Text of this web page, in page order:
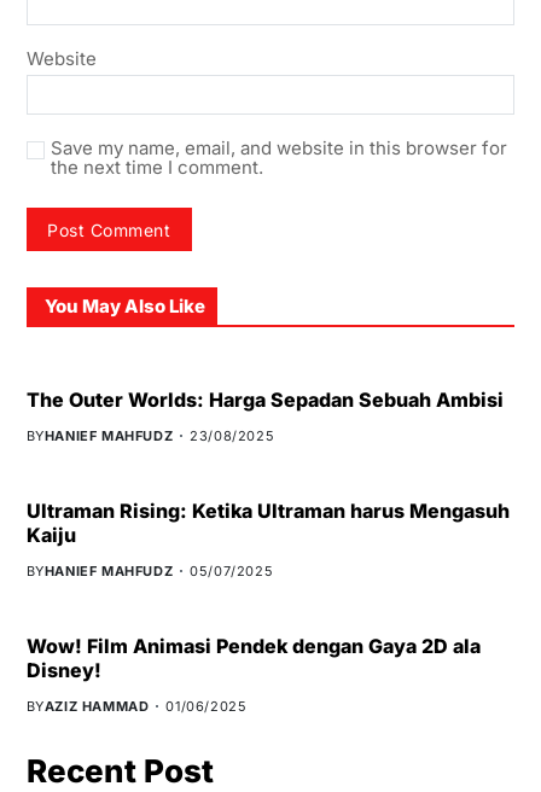
Website
Save my name, email, and website in this browser for
the next time I comment.
You May Also Like
The Outer Worlds: Harga Sepadan Sebuah Ambisi
BYHANIEF MAHFUDZ 23/08/2025
Ultraman Rising: Ketika Ultraman harus Mengasuh
Kaiju
BYHANIEF MAHFUDZ 05/07/2025
Wow! Film Animasi Pendek dengan Gaya 2D ala
Disney!
BYAZIZ HAMMAD 01/06/2025
Recent Post